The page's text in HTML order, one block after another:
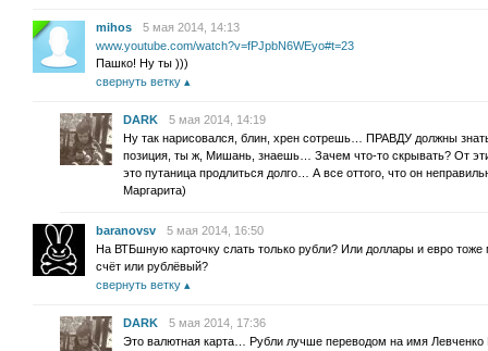
mihos
5 мая 2014, 14:13
www.youtube.com/watch?v=fPJpbN6WEyo#t=23
Пашко! Ну ты )))
свернуть ветку
DARK
5 мая 2014, 14:19
Ну так нарисовался, блин, хрен сотрешь… ПРАВДУ должны
позиция, ты ж, Мишань, знаешь… Зачем что-то скрывать? От
это путаница продлиться долго… А все оттого, что он
Маргарита)
baranovsv
5 мая 2014, 16:50
На ВТБшную карточку слать только рубли? Или доллары и евро
счёт или рублёвый?
свернуть ветку
DARK
5 мая 2014, 17:36
Это валютная карта… Рубли лучше переводом на имя